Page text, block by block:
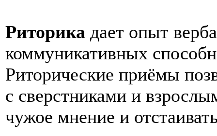
Риторика дает опыт
коммуникативных
Риторические приёмы
с сверстниками и
чужое мнение и